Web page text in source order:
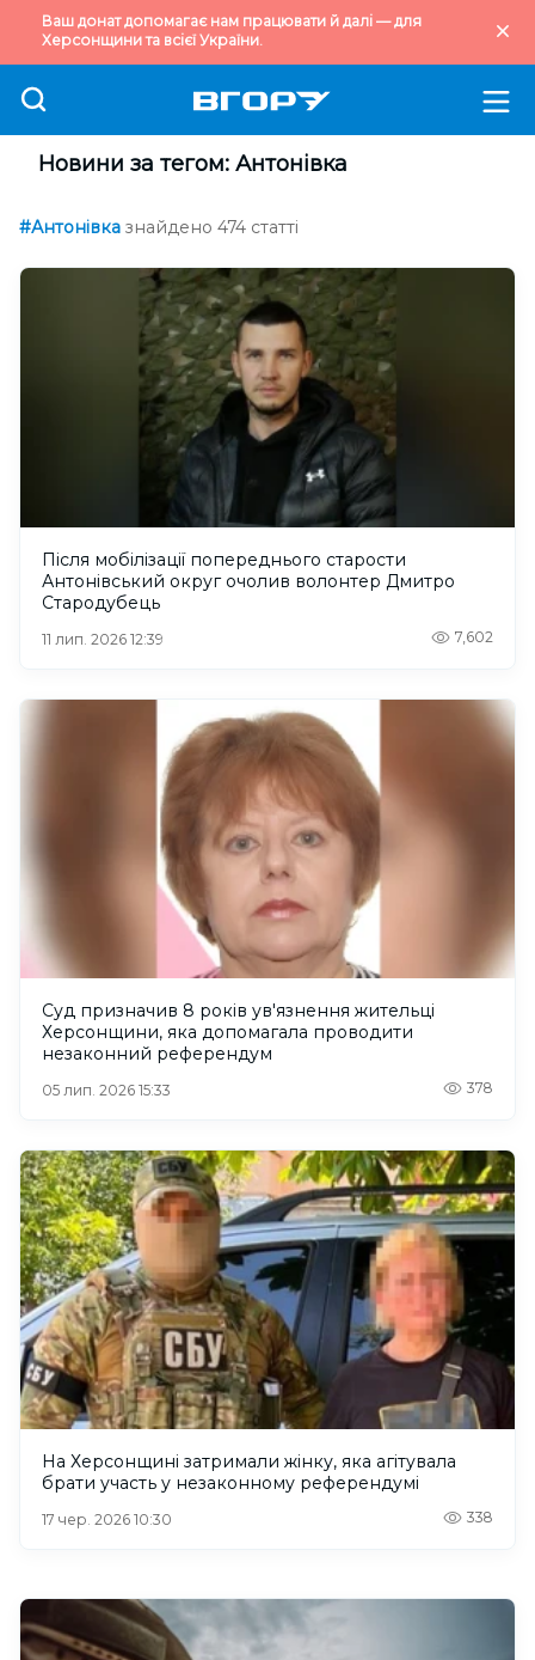
Ваш донат допомагає нам працювати й далі — для
Херсонщини та всієї України.
Новини за тегом: Антонівка
#Антонівка знайдено 474 статті
Після мобілізації попереднього старости
Антонівський округ очолив волонтер Дмитро
Стародубець
11 лип. 2026 12:39 7,602
Суд призначив 8 років ув'язнення жительці
Херсонщини, яка допомагала проводити
незаконний референдум
05 лип. 2026 15:33 378
На Херсонщині затримали жінку, яка агітувала
брати участь у незаконному референдумі
17 чер. 2026 10:30 338